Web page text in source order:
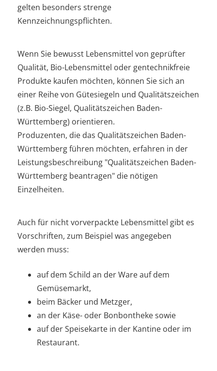
gelten besonders strenge
Kennzeichnungspflichten.
Wenn Sie bewusst Lebensmittel von geprüfter
Qualität, Bio-Lebensmittel oder gentechnikfreie
Produkte kaufen möchten, können Sie sich an
einer Reihe von Gütesiegeln und Qualitätszeichen
(z.B. Bio-Siegel, Qualitätszeichen Baden-
Württemberg) orientieren.
Produzenten, die das Qualitätszeichen Baden-
Württemberg führen möchten, erfahren in der
Leistungsbeschreibung "Qualitätszeichen Baden-
Württemberg beantragen" die nötigen
Einzelheiten.
Auch für nicht vorverpackte Lebensmittel gibt es
Vorschriften, zum Beispiel was angegeben
werden muss:
auf dem Schild an der Ware auf dem
Gemüsemarkt,
beim Bäcker und Metzger,
an der Käse- oder Bonbontheke sowie
auf der Speisekarte in der Kantine oder im
Restaurant.